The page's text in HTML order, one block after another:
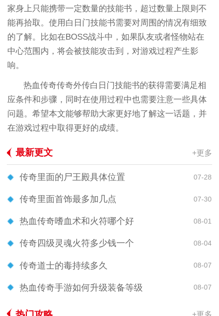
家身上只能携带一定数量的技能书，超过数量上限则不
能再拾取。使用白日门技能书需要对周围的情况有细致
的了解。比如在BOSS战斗中，如果队友或者怪物站在
中心范围内，将会被技能攻击到，对游戏过程产生影
响。
热血传奇传奇外传白日门技能书的获得需要满足相
应条件和步骤，同时在使用过程中也需要注意一些具体
问题。希望本文能够帮助大家更好地了解这一话题，并
在游戏过程中取得更好的成绩。
最新更文 +更多
传奇里面的尸王殿具体位置 07-28
传奇里面首饰最多加几点 07-30
热血传奇嗜血术和火符哪个好 08-01
传奇四级灵魂火符多少钱一个 08-04
传奇道士的毒持续多久 08-07
热血传奇手游如何升级装备等级 08-07
+更多